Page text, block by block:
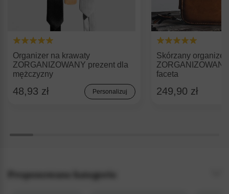
Organizer na krawaty
ZORGANIZOWANY prezent dla
mężczyzny
48,93 zł Personalizuj
Skórzany organizer
faceta
249,90 zł
Proponowane kategorie